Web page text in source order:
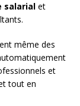
salarial et
même des
et
tout en